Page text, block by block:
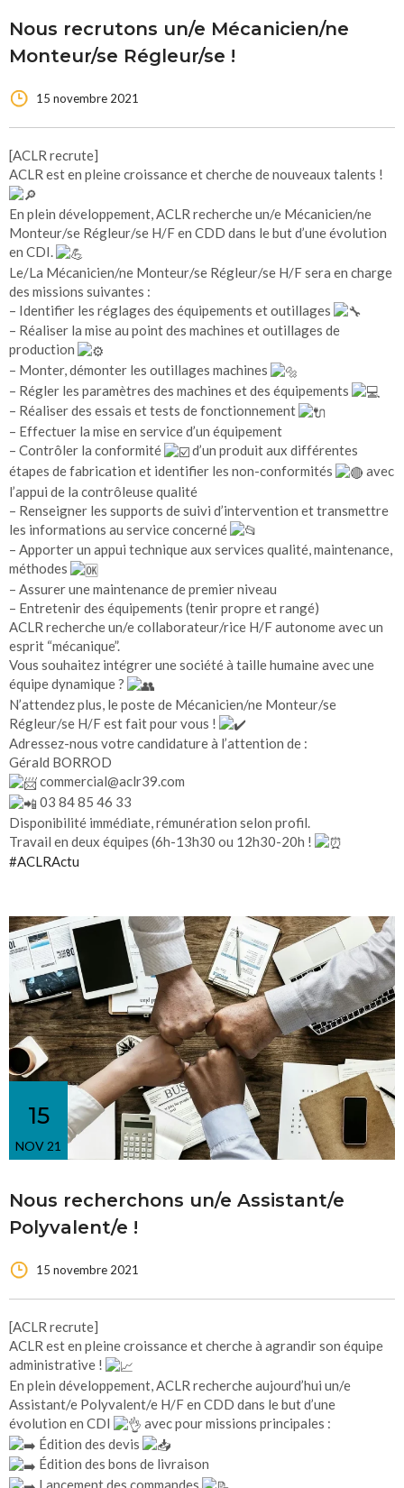
Nous recrutons un/e Mécanicien/ne
Monteur/se Régleur/se !
15 novembre 2021
[ACLR recrute]
ACLR est en pleine croissance et cherche de nouveaux talents !
En plein développement, ACLR recherche un/e Mécanicien/ne
Monteur/se Régleur/se H/F en CDD dans le but d’une évolution
en CDI.
Le/La Mécanicien/ne Monteur/se Régleur/se H/F sera en charge
des missions suivantes :
– Identifier les réglages des équipements et outillages
– Réaliser la mise au point des machines et outillages de
production
– Monter, démonter les outillages machines
– Régler les paramètres des machines et des équipements
– Réaliser des essais et tests de fonctionnement
– Effectuer la mise en service d’un équipement
– Contrôler la conformité
d’un produit aux différentes
étapes de fabrication et identifier les non-conformités
avec
l’appui de la contrôleuse qualité
– Renseigner les supports de suivi d’intervention et transmettre
les informations au service concerné
– Apporter un appui technique aux services qualité, maintenance,
méthodes
– Assurer une maintenance de premier niveau
– Entretenir des équipements (tenir propre et rangé)
ACLR recherche un/e collaborateur/rice H/F autonome avec un
esprit “mécanique”.
Vous souhaitez intégrer une société à taille humaine avec une
équipe dynamique ?
N’attendez plus, le poste de Mécanicien/ne Monteur/se
Régleur/se H/F est fait pour vous !
Adressez-nous votre candidature à l’attention de :
Gérald BORROD
commercial@aclr39.com
03 84 85 46 33
Disponibilité immédiate, rémunération selon profil.
Travail en deux équipes (6h-13h30 ou 12h30-20h !
#ACLRActu
15
NOV 21
Nous recherchons un/e Assistant/e
Polyvalent/e !
15 novembre 2021
[ACLR recrute]
ACLR est en pleine croissance et cherche à agrandir son équipe
administrative !
En plein développement, ACLR recherche aujourd’hui un/e
Assistant/e Polyvalent/e H/F en CDD dans le but d’une
évolution en CDI
avec pour missions principales :
Édition des devis
Édition des bons de livraison
Lancement des commandes